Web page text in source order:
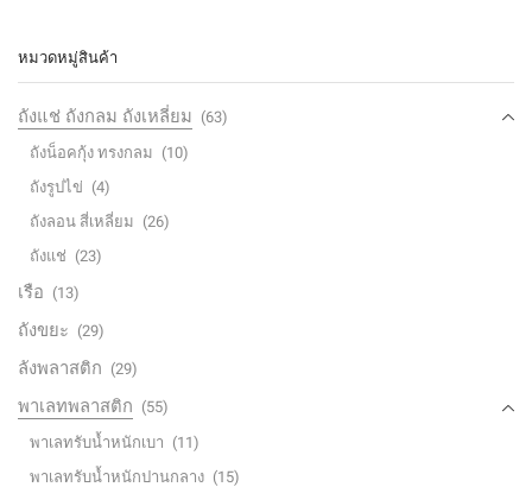
หมวดหมู่สินค้า
ถังแช่ ถังกลม ถังเหลี่ยม (63)
ถังน็อคกุ้ง ทรงกลม (10)
ถังรูปไข่ (4)
ถังลอน สี่เหลี่ยม (26)
ถังแช่ (23)
เรือ (13)
ถังขยะ (29)
ลังพลาสติก (29)
พาเลทพลาสติก (55)
พาเลทรับน้ำหนักเบา (11)
พาเลทรับน้ำหนักปานกลาง (15)